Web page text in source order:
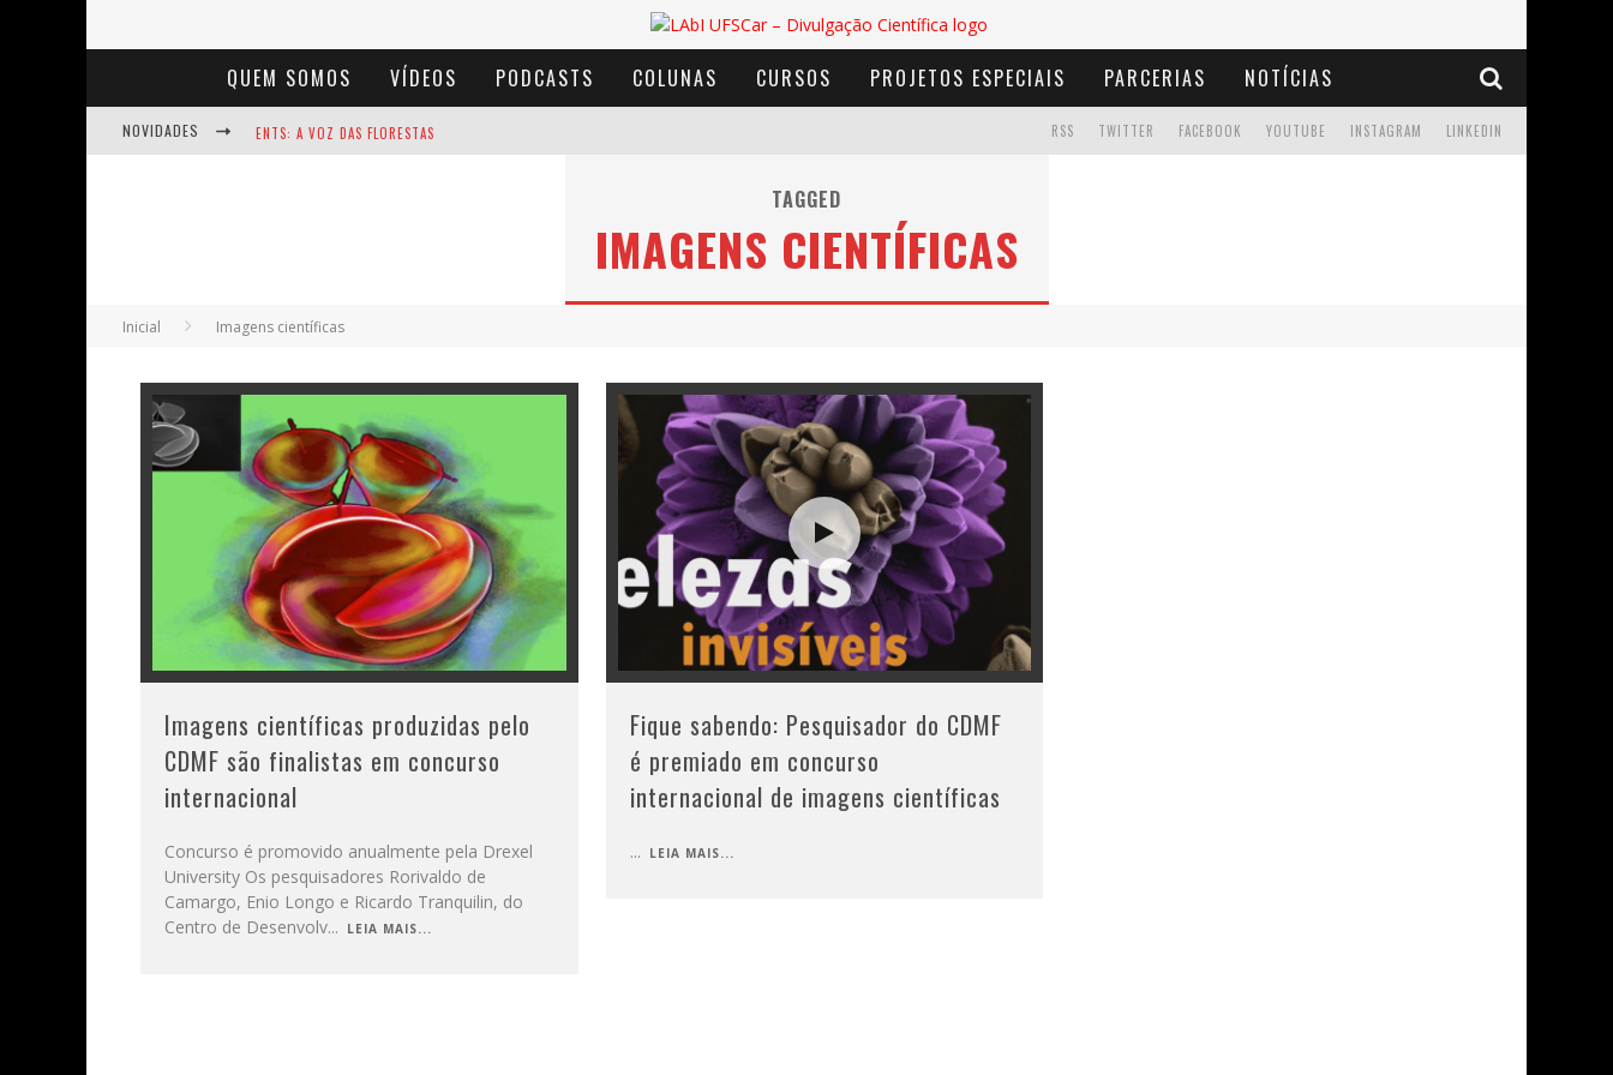
QUEM SOMOS VÍDEOS PODCASTS COLUNAS CURSOS PROJETOS ESPECIAIS PARCERIAS NOTÍCIAS
NOVIDADES ENTS: A VOZ DAS FLORESTAS
BAÚ DE HISTÓRIAS - A JAMAIS IMAGINADA AVENTURA COM OS MOINHOS DE VENTO
LINKEDIN
INSTAGRAM
YOUTUBE
FACEBOOK
TWITTER
RSS
TAGGED
IMAGENS CIENTÍFICAS
Inicial Imagens científicas
Imagens científicas produzidas pelo
CDMF são finalistas em concurso
internacional
Concurso é promovido anualmente pela Drexel
University Os pesquisadores Rorivaldo de
Camargo, Enio Longo e Ricardo Tranquilin, do
Centro de Desenvolv... LEIA MAIS...
Fique sabendo: Pesquisador do CDMF
é premiado em concurso
internacional de imagens científicas
... LEIA MAIS...